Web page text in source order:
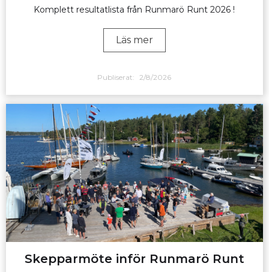
Komplett resultatlista från Runmarö Runt 2026 !
Läs mer
Publiserat: 2/8/2026
Skepparmöte inför Runmarö Runt